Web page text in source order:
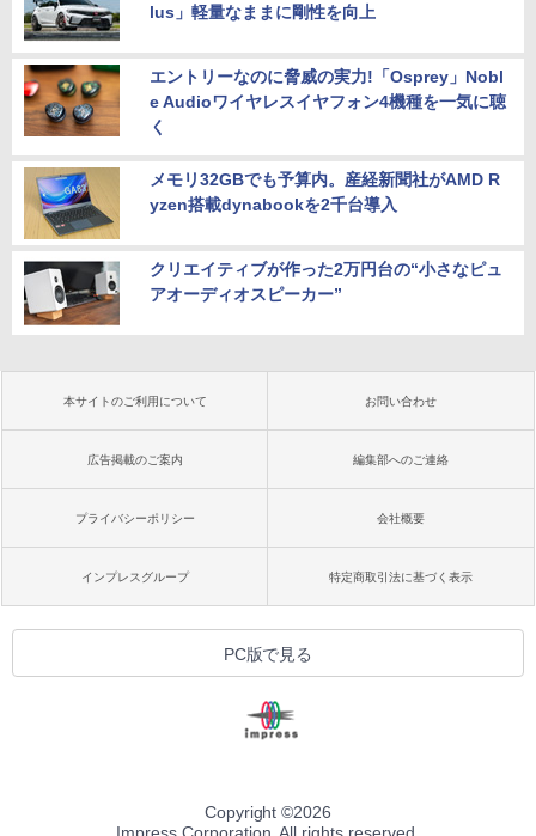
lus」軽量なままに剛性を向上
エントリーなのに脅威の実力!「Osprey」Nobl
e Audioワイヤレスイヤフォン4機種を一気に聴
く
メモリ32GBでも予算内。産経新聞社がAMD R
yzen搭載dynabookを2千台導入
クリエイティブが作った2万円台の“小さなピュ
アオーディオスピーカー”
本サイトのご利用について お問い合わせ
広告掲載のご案内 編集部へのご連絡
プライバシーポリシー 会社概要
インプレスグループ 特定商取引法に基づく表示
PC版で見る
Copyright ©2026
Impress Corporation. All rights reserved.